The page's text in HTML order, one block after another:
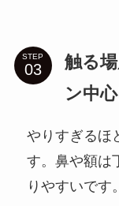
STEP
触る
ン中心
やりすぎるほ
す。鼻や額は
りやすいです。